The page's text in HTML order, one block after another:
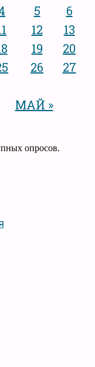
МАЙ »
5
6
12
13
19
20
26
27
опросов.